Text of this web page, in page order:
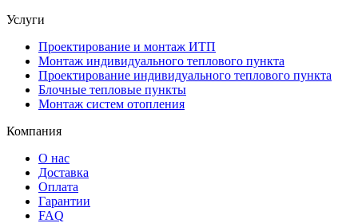
Услуги
Проектирование и монтаж ИТП
Монтаж индивидуального теплового пункта
Проектирование индивидуального теплового пункта
Блочные тепловые пункты
Монтаж систем отопления
Компания
О нас
Доставка
Оплата
Гарантии
FAQ